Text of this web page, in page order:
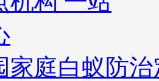
家庭白蚁防